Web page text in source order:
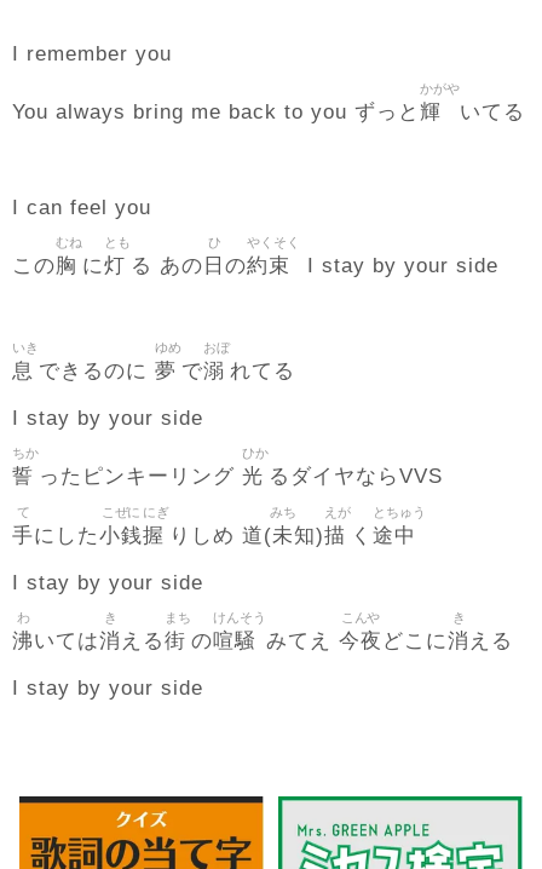
I remember you
You always bring me back to you ずっと 輝
かがや
いてる
I can feel you
この胸
むね
に灯
とも
る あの 日
ひ
の約束
やくそく
I stay by your side
息
いき
できるのに 夢
ゆめ
で溺
おぼ
れてる
I stay by your side
誓
ちか
ったピンキーリング 光
ひか
るダイヤならVVS
手
て
にした小銭
こぜに
握
にぎ
りしめ 道(未知)
みち
描
えが
く 途中
とちゅう
I stay by your side
沸
わ
いては消
き
える街
まち
の喧騒
けんそう
みてえ 今夜
こんや
どこに消
き
える
I stay by your side